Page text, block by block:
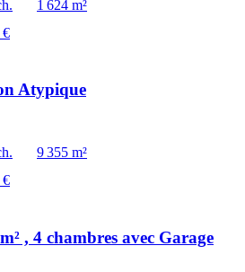
1 624 m²
€
Atypique
9 355 m²
€
, 4 chambres avec Garage